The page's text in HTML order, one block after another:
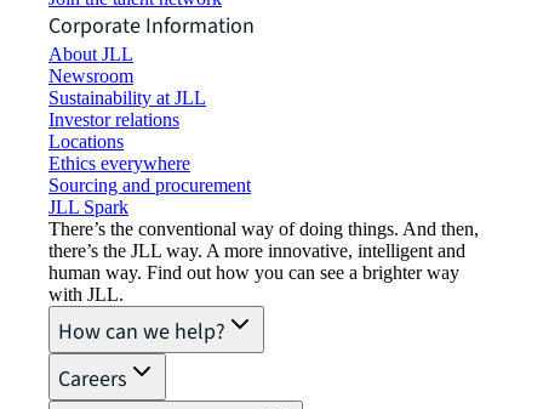
Corporate Information
About JLL
Newsroom
Sustainability at JLL
Investor relations
Locations
Ethics everywhere
Sourcing and procurement
JLL Spark
There’s the conventional way of doing things. And then,
there’s the JLL way. A more innovative, intelligent and
human way. Find out how you can see a brighter way
with JLL.
How can we help?
Careers